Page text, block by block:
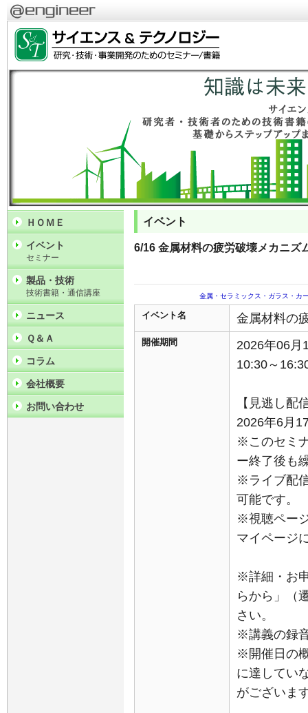
イベント
6/16 金属材料の疲労破壊メカニズ
金属・セラミックス・ガラス・カ
イベント名 金属材料の
開催期間
2026年06月
10:30～
【見逃し配
2026年6月
※このセミ
ー終了後も
※ライブ配
可能です。
※視聴ペー
マイページ
※詳細・お
らから」（
さい。
※講義の録
※開催日の
に達してい
がございま
ＨＯＭＥ
イベント
セミナー
製品・技術
技術書籍・通信講座
ニュース
Ｑ＆Ａ
コラム
会社概要
お問い合わせ